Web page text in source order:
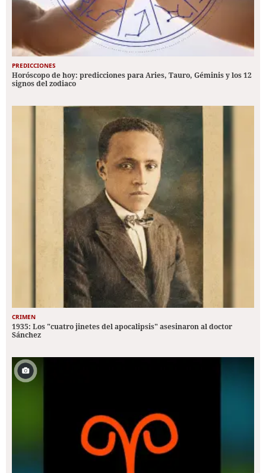
PREDICCIONES
Horóscopo de hoy: predicciones para Aries, Tauro, Géminis y los 12
signos del zodiaco
CRIMEN
1935: Los "cuatro jinetes del apocalipsis" asesinaron al doctor
Sánchez